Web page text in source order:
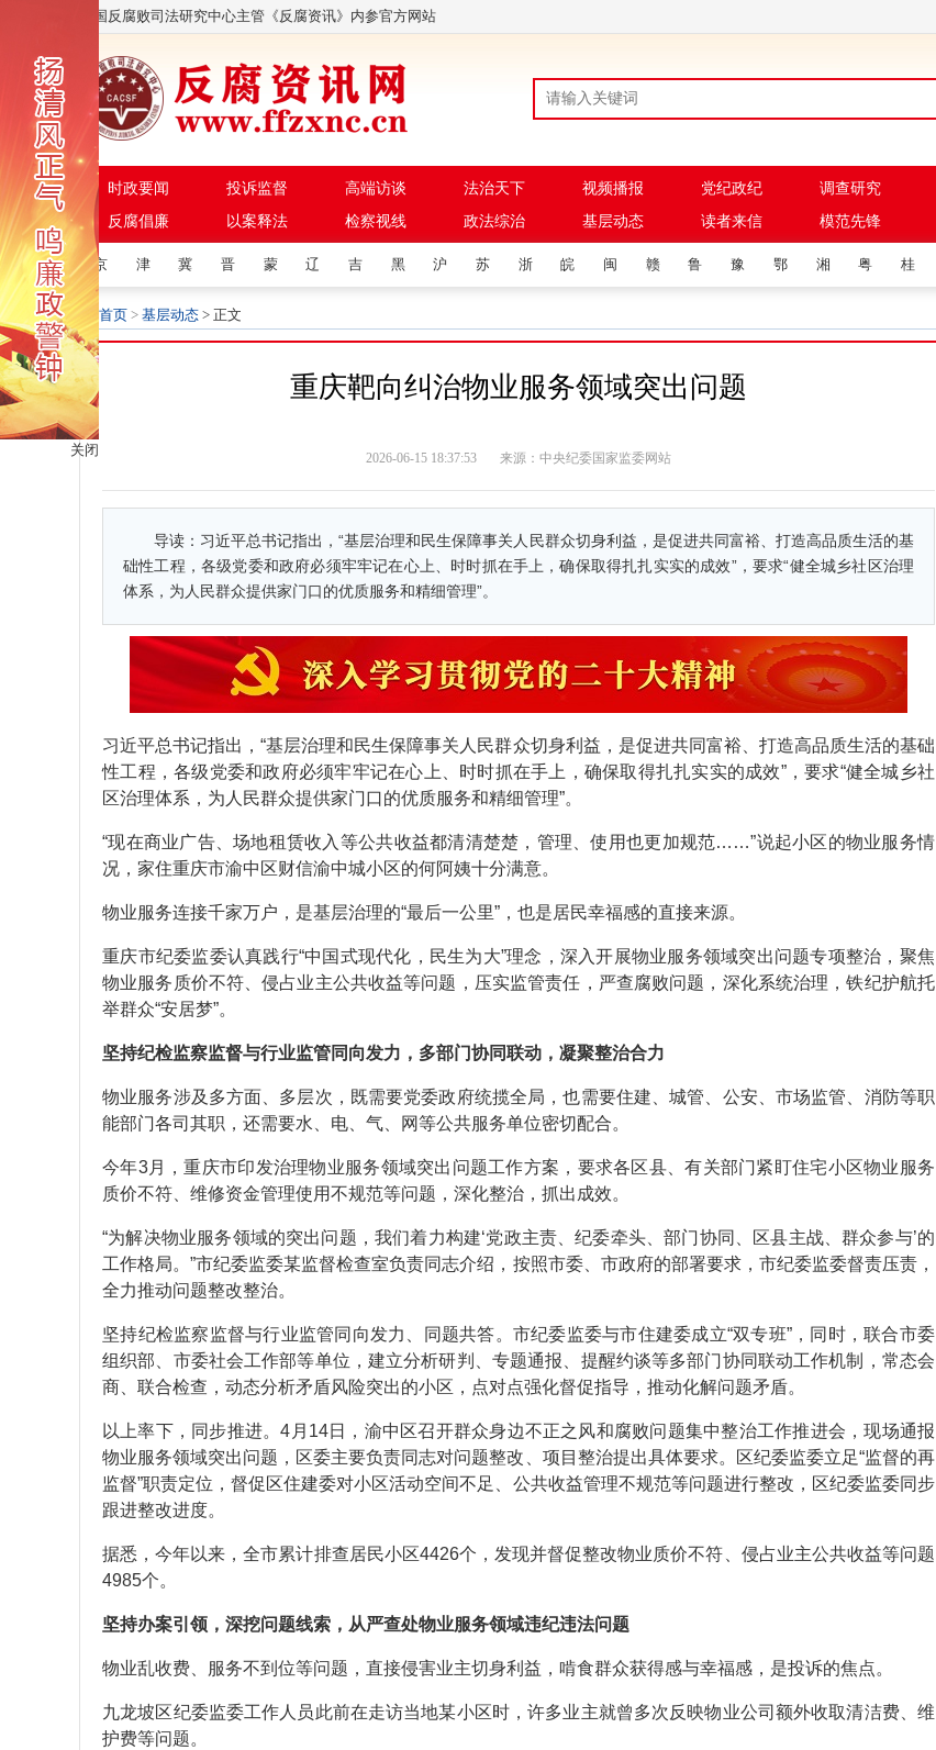
中国反腐败司法研究中心主管《反腐资讯》内参官方网站
时政要闻 投诉监督 高端访谈 法治天下 视频播报 党纪政纪 调查研究
反腐倡廉
以案释法 检察视线 政法综治 基层动态 读者来信 模范先锋
京 津 冀 晋 蒙 辽 吉 黑 沪 苏 浙 皖 闽 赣 鲁 豫 鄂 湘 粤 桂
首页 > 基层动态 > 正文
重庆靶向纠治物业服务领域突出问题
2026-06-15 18:37:53 来源：中央纪委国家监委网站
导读： 习近平总书记指出，“基层治理和民生保障事关人民群众切身利益，是促进共同富裕、打造高品质生活的基
础性工程，各级党委和政府必须牢牢记在心上、时时抓在手上，确保取得扎扎实实的成效”，要求“健全城乡社区治理
体系，为人民群众提供家门口的优质服务和精细管理”。
习近平总书记指出，“基层治理和民生保障事关人民群众切身利益，是促进共同富裕、打造高品质生活的基础
性工程，各级党委和政府必须牢牢记在心上、时时抓在手上，确保取得扎扎实实的成效”，要求“健全城乡社
区治理体系，为人民群众提供家门口的优质服务和精细管理”。
“现在商业广告、场地租赁收入等公共收益都清清楚楚，管理、使用也更加规范……”说起小区的物业服务情
况，家住重庆市渝中区财信渝中城小区的何阿姨十分满意。
物业服务连接千家万户，是基层治理的“最后一公里”，也是居民幸福感的直接来源。
重庆市纪委监委认真践行“中国式现代化，民生为大”理念，深入开展物业服务领域突出问题专项整治，聚焦
物业服务质价不符、侵占业主公共收益等问题，压实监管责任，严查腐败问题，深化系统治理，铁纪护航托
举群众“安居梦”。
坚持纪检监察监督与行业监管同向发力，多部门协同联动，凝聚整治合力
物业服务涉及多方面、多层次，既需要党委政府统揽全局，也需要住建、城管、公安、市场监管、消防等职
能部门各司其职，还需要水、电、气、网等公共服务单位密切配合。
今年3月，重庆市印发治理物业服务领域突出问题工作方案，要求各区县、有关部门紧盯住宅小区物业服务
质价不符、维修资金管理使用不规范等问题，深化整治，抓出成效。
“为解决物业服务领域的突出问题，我们着力构建‘党政主责、纪委牵头、部门协同、区县主战、群众参与’的
工作格局。”市纪委监委某监督检查室负责同志介绍，按照市委、市政府的部署要求，市纪委监委督责压责，
全力推动问题整改整治。
坚持纪检监察监督与行业监管同向发力、同题共答。市纪委监委与市住建委成立“双专班”，同时，联合市委
组织部、市委社会工作部等单位，建立分析研判、专题通报、提醒约谈等多部门协同联动工作机制，常态会
商、联合检查，动态分析矛盾风险突出的小区，点对点强化督促指导，推动化解问题矛盾。
以上率下，同步推进。4月14日，渝中区召开群众身边不正之风和腐败问题集中整治工作推进会，现场通报
物业服务领域突出问题，区委主要负责同志对问题整改、项目整治提出具体要求。区纪委监委立足“监督的再
监督”职责定位，督促区住建委对小区活动空间不足、公共收益管理不规范等问题进行整改，区纪委监委同步
跟进整改进度。
据悉，今年以来，全市累计排查居民小区4426个，发现并督促整改物业质价不符、侵占业主公共收益等问题
4985个。
坚持办案引领，深挖问题线索，从严查处物业服务领域违纪违法问题
物业乱收费、服务不到位等问题，直接侵害业主切身利益，啃食群众获得感与幸福感，是投诉的焦点。
九龙坡区纪委监委工作人员此前在走访当地某小区时，许多业主就曾多次反映物业公司额外收取清洁费、维
护费等问题。
关闭